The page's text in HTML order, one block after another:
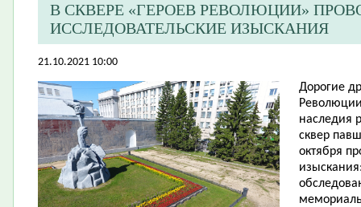
В СКВЕРЕ «ГЕРОЕВ РЕВОЛЮЦИИ»
ИССЛЕДОВАТЕЛЬСКИЕ ИЗЫСКАНИЯ
21.10.2021 10:00
Дорогие
наследия
сквер
октября